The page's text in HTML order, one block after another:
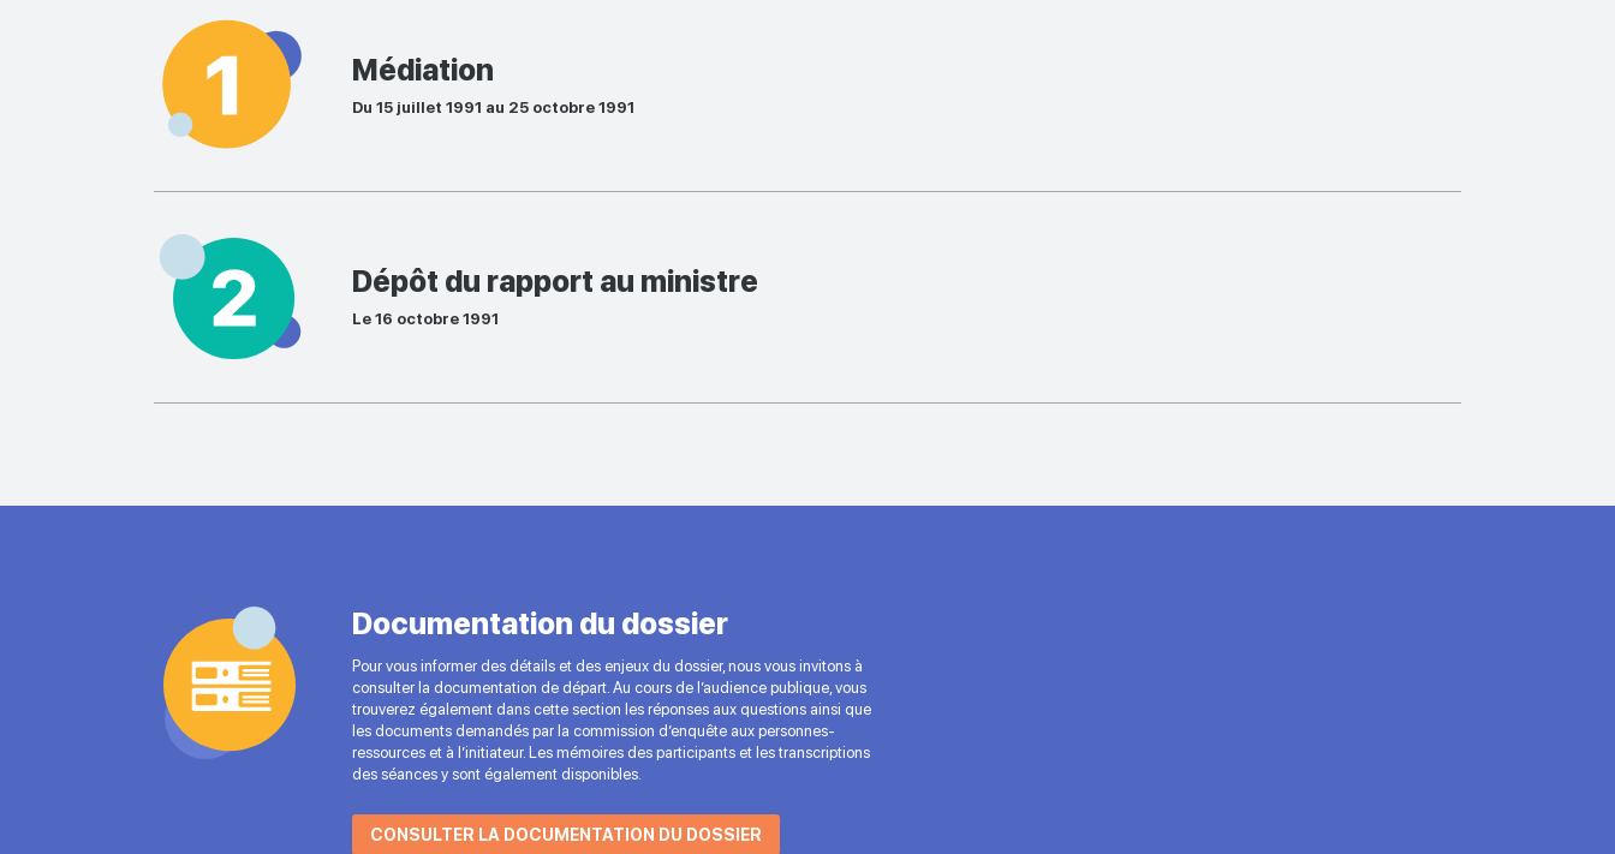
Médiation
Du 15 juillet 1991 au 25 octobre 1991
Dépôt du rapport au ministre
Le 16 octobre 1991
Documentation du dossier
Pour vous informer des détails et des enjeux du dossier, nous vous invitons à
consulter la documentation de départ. Au cours de l’audience publique, vous
trouverez également dans cette section les réponses aux questions ainsi que
les documents demandés par la commission d’enquête aux personnes-
ressources et à l’initiateur. Les mémoires des participants et les transcriptions
des séances y sont également disponibles.
CONSULTER LA DOCUMENTATION DU DOSSIER